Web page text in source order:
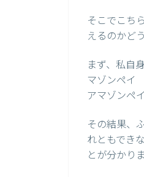
そこでこち
えるのかど
まず、私自
マゾンペイ
アマゾンペ
その結果、
れともでき
とが分かり